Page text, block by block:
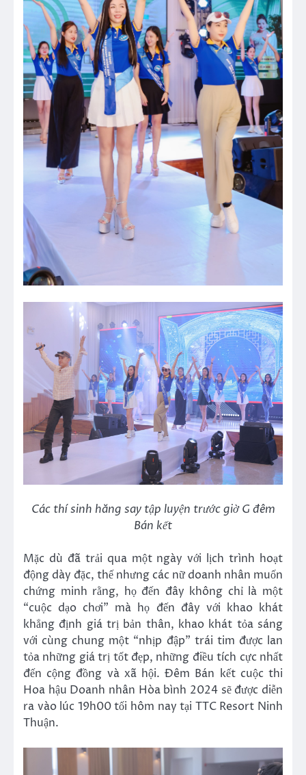
Các thí sinh hăng say tập luyện trước giờ G đêm
Bán kết
Mặc dù đã trải qua một ngày với lịch trình hoạt
động dày đặc, thế nhưng các nữ doanh nhân muốn
chứng minh rằng, họ đến đây không chỉ là một
“cuộc dạo chơi” mà họ đến đây với khao khát
khẳng định giá trị bản thân, khao khát tỏa sáng
với cùng chung một “nhịp đập” trái tim được lan
tỏa những giá trị tốt đẹp, những điều tích cực nhất
đến cộng đồng và xã hội. Đêm Bán kết cuộc thi
Hoa hậu Doanh nhân Hòa bình 2024 sẽ được diễn
ra vào lúc 19h00 tối hôm nay tại TTC Resort Ninh
Thuận.